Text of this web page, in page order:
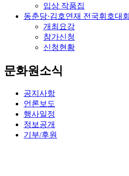
입상 작품집
동춘당·김호연재 전국휘호대회
개최요강
참가신청
신청현황
문화원소식
공지사항
언론보도
행사일정
정보공개
기부/후원